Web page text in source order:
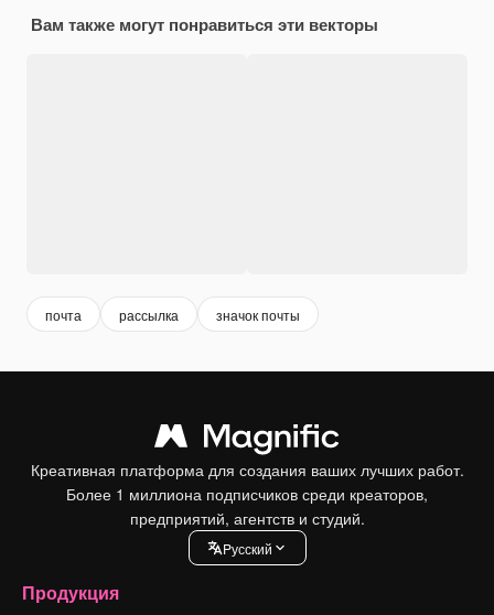
Вам также могут понравиться эти векторы
почта рассылка значок почты
Креативная платформа для создания ваших лучших работ.
Более 1 миллиона подписчиков среди креаторов,
предприятий, агентств и студий.
Pусский
Продукция